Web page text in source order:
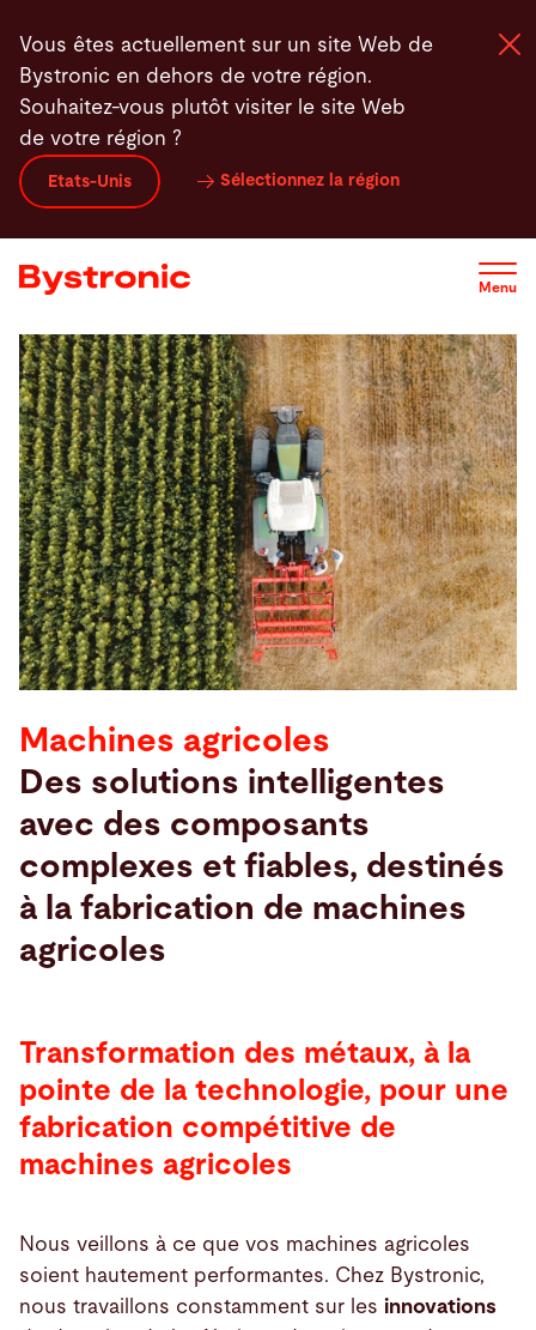
au
contenu
principal
Vous êtes actuellement sur un site Web de
Bystronic en dehors de votre région.
Souhaitez-vous plutôt visiter le site Web
de votre région ?
Etats-Unis Sélectionnez la région
Menu
Machines et Logiciel
Services
Actualités - Presse
Entreprise
Recherche
Etats-Unis · FrançaisContact myBystronic
Machines agricoles
Des solutions intelligentes
avec des composants
complexes et fiables, destinés
à la fabrication de machines
agricoles
Transformation des métaux, à la
pointe de la technologie, pour une
fabrication compétitive de
machines agricoles
Nous veillons à ce que vos machines agricoles
soient hautement performantes. Chez Bystronic,
nous travaillons constamment sur les innovations